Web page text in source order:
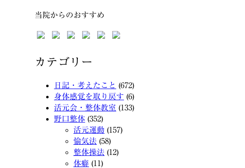
当院からのおすすめ
カテゴリー
日記・考えたこと (672)
身体感覚を取り戻す (6)
活元会・整体教室 (133)
野口整体 (352)
活元運動 (157)
愉気法 (58)
整体操法 (12)
体癖 (11)